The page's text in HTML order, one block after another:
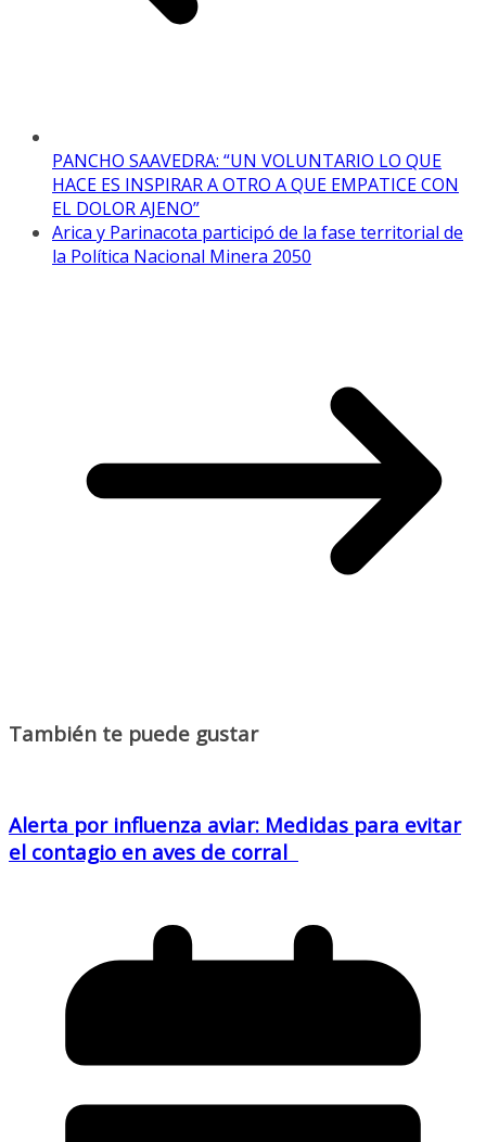
PANCHO SAAVEDRA: “UN VOLUNTARIO LO QUE
HACE ES INSPIRAR A OTRO A QUE EMPATICE CON
EL DOLOR AJENO”
Arica y Parinacota participó de la fase territorial de
la Política Nacional Minera 2050
También te puede gustar
Alerta por influenza aviar: Medidas para evitar
el contagio en aves de corral